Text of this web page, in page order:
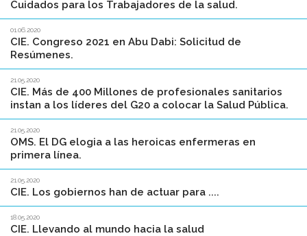
Cuidados para los Trabajadores de la salud.
01.06.2020
CIE. Congreso 2021 en Abu Dabi: Solicitud de
Resúmenes.
21.05.2020
CIE. Más de 400 Millones de profesionales sanitarios
instan a los líderes del G20 a colocar la Salud Pública.
21.05.2020
OMS. El DG elogia a las heroicas enfermeras en
primera línea.
21.05.2020
CIE. Los gobiernos han de actuar para ....
18.05.2020
CIE. Llevando al mundo hacia la salud